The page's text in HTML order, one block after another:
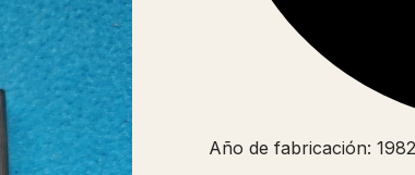
Año de fabricación: 1982